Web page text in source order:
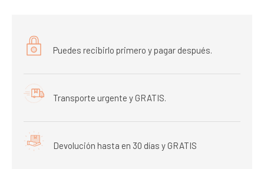
Puedes recibirlo primero y pagar después.
Transporte urgente y GRATIS.
Devolución hasta en 30 días y GRATIS